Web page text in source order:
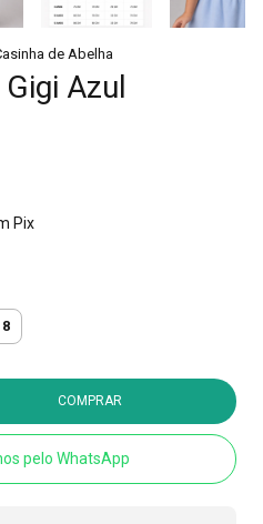
de Abelha
Azul
Pix
8
pelo WhatsApp